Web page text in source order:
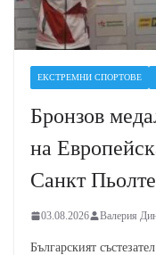
ЕКСТРЕМНИ СПОРТОВЕ
Бронзов
на
Санкт
03.08.2026 Валерия
Българският